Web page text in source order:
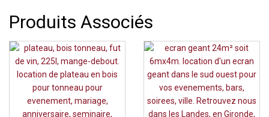
Produits Associés